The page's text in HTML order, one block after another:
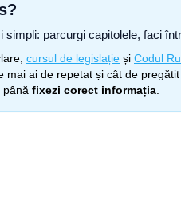
simpli: parcurgi capitolele, faci
cursul de legislație și Codul
ai de repetat și cât de pregătit
până fixezi corect informația